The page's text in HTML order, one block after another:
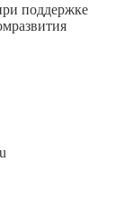
поддержке